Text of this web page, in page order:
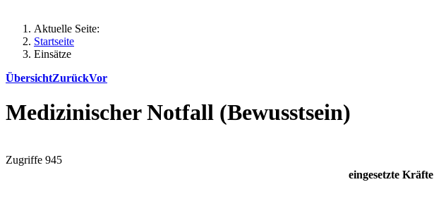
Aktuelle Seite:
Startseite
Einsätze
ÜbersichtZurückVor
Medizinischer Notfall (Bewusstsein)
Zugriffe 945
eingesetzte Kräfte